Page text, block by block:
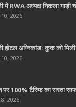
में RWA अध्यक्ष निकला
2026
होटल अग्निकांड: कुक को
2026
पर 100% टैरिफ का रास्ता
2026